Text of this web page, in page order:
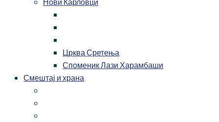
Црква Сретења
Споменик Лази Харамбаши
Смештај и храна